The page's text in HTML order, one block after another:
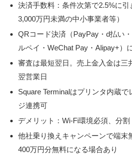
決済手数料：条件次第で2.5%に引
3,000万円未満の中小事業者等）
QRコード決済（PayPay・d払い
ルペイ・WeChat Pay・Alipay+）
審査は最短翌日。売上金入金は三
翌営業日
Square Terminalはプリンタ内蔵
ジ連携可
デメリット：Wi-Fi環境必須、分
他社乗り換えキャンペーンで端末
400万円分無料になる場合あり